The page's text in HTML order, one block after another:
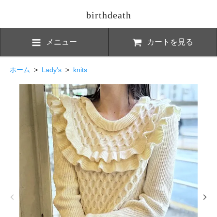
birthdeath
メニュー カートを見る
ホーム > Lady's > knits